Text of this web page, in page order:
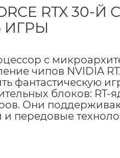
RTX 30-Й
с
чипов NVIDIA
фантастическую
блоков: RT-
Они
передовые